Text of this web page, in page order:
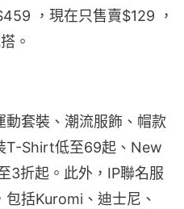
，現在只售賣$129 ，
。
動套裝、潮流服飾、帽款
T-Shirt低至69起、New
3折起。此外，IP聯名服
括Kuromi、迪士尼、